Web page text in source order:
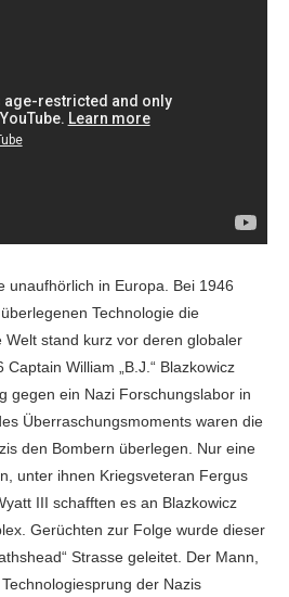
unaufhörlich in Europa. Bei 1946
Technologie die
stand kurz vor deren globaler
William „B.J.“ Blazkowicz
gegen ein Nazi Forschungslabor in
Überraschungsmoments waren die
den Bombern überlegen. Nur eine
unter ihnen Kriegsveteran Fergus
III schafften es an Blazkowicz
Gerüchten zur Folge wurde dieser
Strasse geleitet. Der Mann,
der Nazis